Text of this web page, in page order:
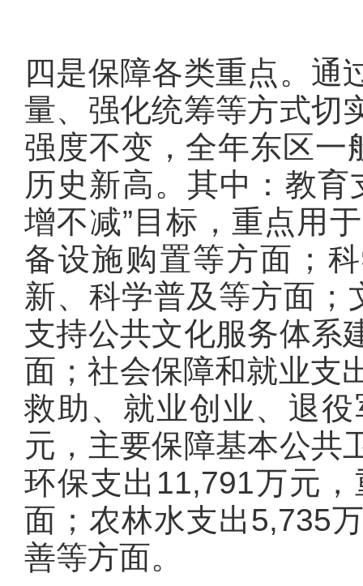
四是保障各类重点。通
量、强化统筹等方式切
强度不变，全年东区一
历史新高。其中：教
增不减”目标，重点用
备设施购置等方面；
新、科学普及等方面
支持公共文化服务体系
面；社会保障和就业支
救助、就业创业、退
元，主要保障基本公共
环保支出11,791万元
面；农林水支出5,735
善等方面。